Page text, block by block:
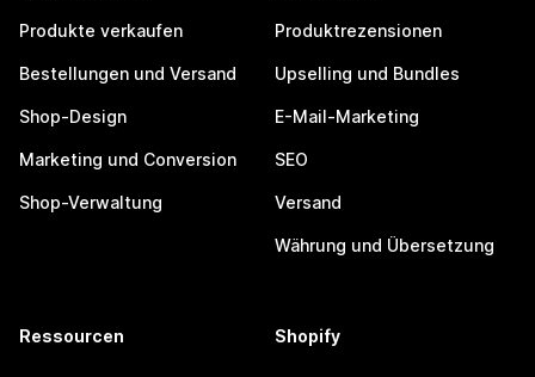
Produkte verkaufen
Bestellungen und Versand
Shop-Design
Marketing und Conversion
Shop-Verwaltung
Produktrezensionen
Upselling und Bundles
E-Mail-Marketing
SEO
Versand
Währung und Übersetzung
Ressourcen Shopify